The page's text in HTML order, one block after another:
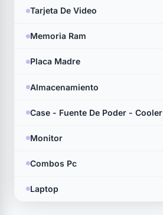
Tarjeta De Video
Memoria Ram
Placa Madre
Almacenamiento
Case - Fuente De Poder - Cooler
Monitor
Combos Pc
Laptop